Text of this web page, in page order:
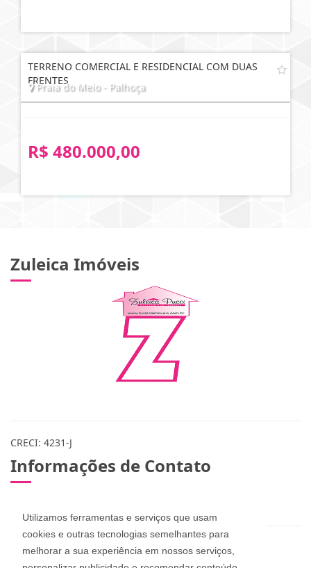
Utilizamos ferramentas e serviços que usam
cookies e outras tecnologias semelhantes para
melhorar a sua experiência em nossos serviços,
TERRENO COMERCIAL E RESIDENCIAL COM DUAS
FRENTES
Praia do Meio - Palhoça
R$ 480.000,00
Zuleica Imóveis
CRECI: 4231-J
Informações de Contato